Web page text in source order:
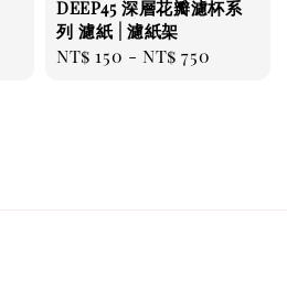
DEEP45 深層花瓣濾杯系
列 濾紙 | 濾紙架
Regular
NT$ 150 -NT$ 750